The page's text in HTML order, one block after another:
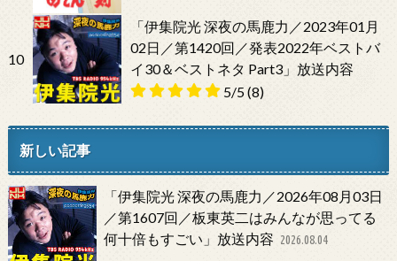
10
「伊集院光 深夜の馬鹿力／2023年01月
02日／第1420回／発表2022年ベストバ
イ30＆ベストネタ Part3」放送内容
5/5(8)
新しい記事
「伊集院光 深夜の馬鹿力／2026年08月03日
／第1607回／板東英二はみんなが思ってる
何十倍もすごい」放送内容 2026.08.04